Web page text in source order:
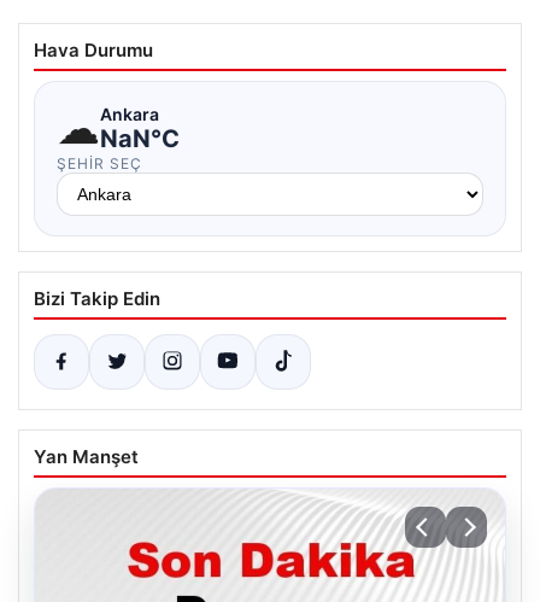
Hava Durumu
☁Ankara
NaN°C
ŞEHIR SEÇ
Bizi Takip Edin
Yan Manşet